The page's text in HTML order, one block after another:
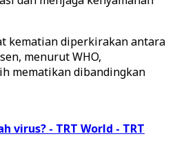
kematian diperkirakan antara
menurut WHO,
mematikan dibandingkan
virus? - TRT World - TRT